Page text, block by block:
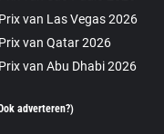
van Las Vegas 2026
van Qatar 2026
van Abu Dhabi 2026
adverteren?)